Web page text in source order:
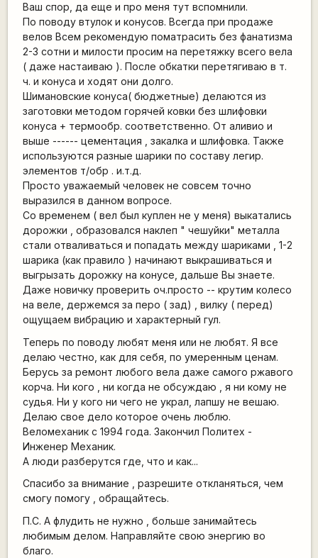
Ваш спор, да еще и про меня тут вспомнили.
По поводу втулок и конусов. Всегда при продаже
велов Всем рекомендую поматрасить без фанатизма
2-3 сотни и милости просим на перетяжку всего вела
( даже настаиваю ). После обкатки перетягиваю в т.
ч. и конуса и ходят они долго.
Шимановские конуса( бюджетные) делаются из
заготовки методом горячей ковки без шлифовки
конуса + термообр. соответственно. От аливио и
выше ------ цементация , закалка и шлифовка. Также
используются разные шарики по составу легир.
элементов т/обр . и.т.д.
Просто уважаемый человек не совсем точно
выразился в данном вопросе.
Со временем ( вел был куплен не у меня) выкатались
дорожки , образовался наклеп " чешуйки" металла
стали отваливаться и попадать между шариками , 1-2
шарика (как правило ) начинают выкрашиваться и
выгрызать дорожку на конусе, дальше Вы знаете.
Даже новичку проверить оч.просто -- крутим колесо
на веле, держемся за перо ( зад) , вилку ( перед)
ощущаем вибрацию и характерный гул.
Теперь по поводу любят меня или не любят. Я все
делаю честно, как для себя, по умеренным ценам.
Берусь за ремонт любого вела даже самого ржавого
корча. Ни кого , ни когда не обсуждаю , я ни кому не
судья. Ни у кого ни чего не украл, лапшу не вешаю.
Делаю свое дело которое очень люблю.
Веломеханик с 1994 года. Закончил Политех -
Инженер Механик.
А люди разберутся где, что и как...
Спасибо за внимание , разрешите откланяться, чем
смогу помогу , обращайтесь.
П.С. А флудить не нужно , больше занимайтесь
любимым делом. Направляйте свою энергию во
благо.